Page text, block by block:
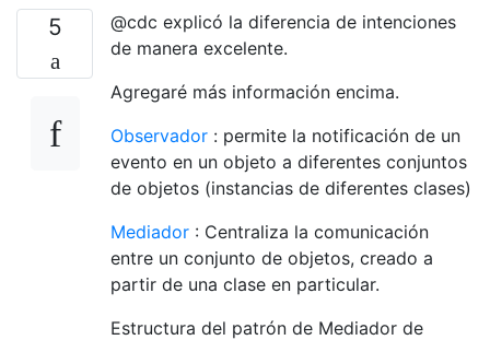
5
@cdc explicó la diferencia de intenciones
de manera excelente.
Agregaré más información encima.
Observador : permite la notificación de un
evento en un objeto a diferentes conjuntos
de objetos (instancias de diferentes clases)
Mediador : Centraliza la comunicación
entre un conjunto de objetos, creado a
partir de una clase en particular.
Estructura del patrón de Mediador de